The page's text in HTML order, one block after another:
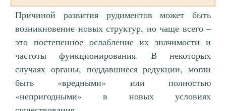
Причиной развития рудиментов может быть
возникновение новых структур, но чаще всего –
это постепенное ослабление их значимости и
частоты функционирования. В некоторых
случаях органы, поддавшиеся редукции, могли
быть «вредными» или полностью
«непригодными» в новых условиях